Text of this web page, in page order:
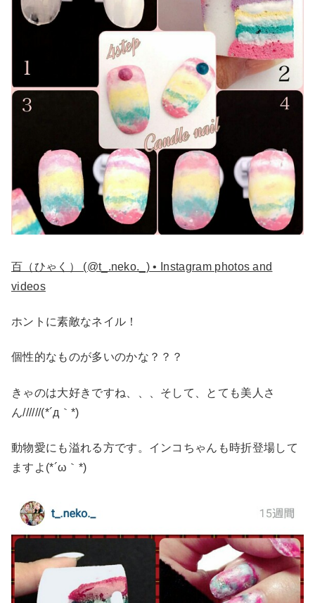
百（ひゃく） (@t_.neko._) • Instagram photos and
videos
ホントに素敵なネイル！
個性的なものが多いのかな？？？
きゃのは大好きですね、、、そして、とても美人さ
ん//////(*´д｀*)
動物愛にも溢れる方です。インコちゃんも時折登場して
ますよ(*´ω｀*)